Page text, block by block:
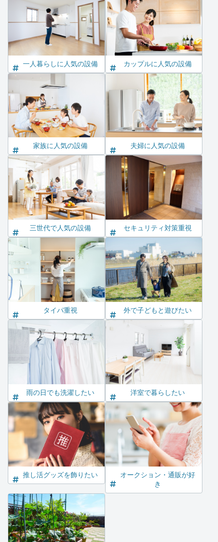
一人暮らしに人気の設備 カップルに人気の設備
家族に人気の設備 夫婦に人気の設備
三世代で人気の設備 セキュリティ対策重視
タイパ重視 外で子どもと遊びたい
雨の日でも洗濯したい 洋室で暮らしたい
推し活グッズを飾りたい
オークション・通販が好
き